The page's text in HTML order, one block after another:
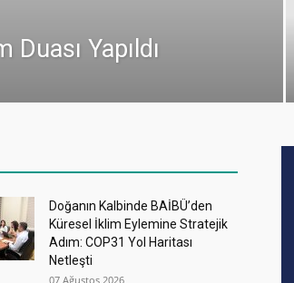
Yapıldı
Doğanın Kalbinde BAİBÜ’den
Küresel İklim Eylemine Stratejik
Adım: COP31 Yol Haritası
Netleşti
07 Ağustos 2026